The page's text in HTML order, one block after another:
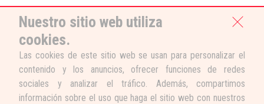
Nuestro sitio web utiliza
cookies.
Las cookies de este sitio web se usan para personalizar el
contenido y los anuncios, ofrecer funciones de redes
sociales y analizar el tráfico. Además, compartimos
información sobre el uso que haga el sitio web con nuestros